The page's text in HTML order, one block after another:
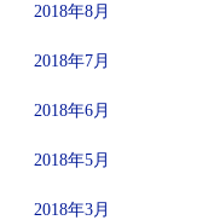
2018年8月
2018年7月
2018年6月
2018年5月
2018年3月